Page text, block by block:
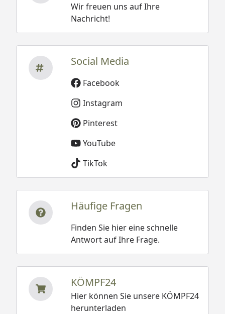
Wir freuen uns auf Ihre
Nachricht!
Social Media
Facebook
Instagram
Pinterest
YouTube
TikTok
Häufige Fragen
Finden Sie hier eine schnelle
Antwort auf Ihre Frage.
KÖMPF24
Hier können Sie unsere KÖMPF24
herunterladen